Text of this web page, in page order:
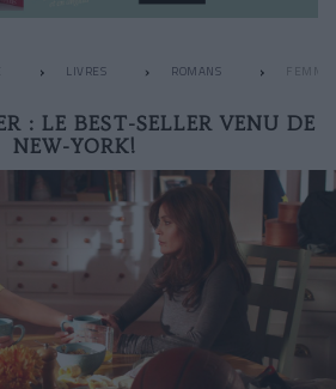
LIVRES ROMANS
: LE BEST-SELLER VENU DE
NEW-YORK!